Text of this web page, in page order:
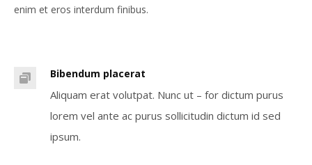
enim et eros interdum finibus.
Bibendum placerat
Aliquam erat volutpat. Nunc ut – for dictum purus
lorem vel ante ac purus sollicitudin dictum id sed
ipsum.